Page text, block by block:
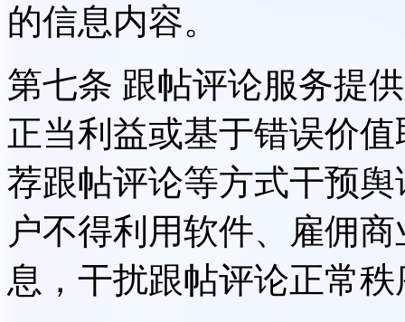
的信息内容。
第七条 跟帖评论服务提
正当利益或基于错误价
荐跟帖评论等方式干预
户不得利用软件、雇佣
息，干扰跟帖评论正常